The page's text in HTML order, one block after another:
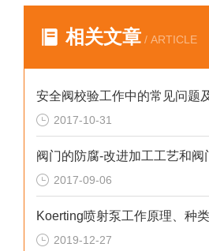
相关文章 / ARTICLE
2017-10-31
2017-09-06
Koerting喷射泵工作原理、种
2019-12-27